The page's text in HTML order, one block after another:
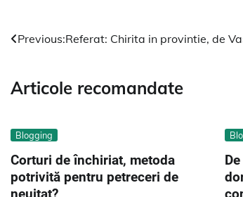
Navigare
articole
Previous:Referat: Chirita in provintie, de
Articole recomandate
Blogging
Corturi de închiriat, metoda
potrivită pentru petreceri de